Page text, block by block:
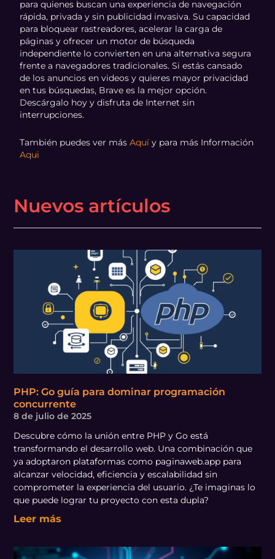
para quienes buscan una experiencia de navegación
rápida, privada y sin publicidad invasiva. Su capacidad
para bloquear rastreadores, acelerar la carga de
páginas y ofrecer un motor de búsqueda
independiente lo convierten en una alternativa segura
frente a navegadores tradicionales. Si estás cansado
de los anuncios en videos y quieres mayor privacidad
en tus búsquedas, Brave es la mejor opción.
Descárgalo hoy y disfruta de Internet sin
interrupciones.
También puedes ver másAquí y para más Información
Aqui
Nuevos artículos
PHP: Go guía para dominar programación
concurrente
8 de julio de 2025
Descubre cómo la unión entre PHP y Go está
transformando el desarrollo web. Una combinación que
ya adoptaron plataformas como paginaweb.app para
alcanzar velocidad, eficiencia y escalabilidad sin
comprometer la experiencia del usuario. ¿Te imaginas lo
que puede lograr tu proyecto con esta dupla?
Leer más